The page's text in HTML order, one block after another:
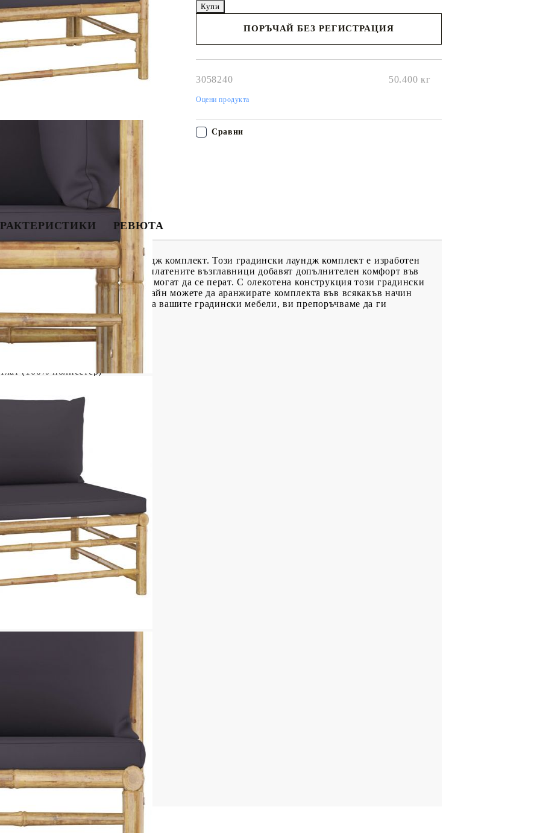
ПОРЪЧАЙ БЕЗ РЕГИСТРАЦИЯ
3058240 50.400 кг
Оцени продукта
Сравни
РЕВЮТА
този бамбуков градински лаундж комплект. Този градински лаундж комплект е изработен
за почистване. Плътно подплатените възглавници добавят допълнителен комфорт във
възглавничките имат ципове и могат да се перат. С олекотена конструкция този градински
Благодарение на модулния дизайн можете да аранжирате комплекта във всякакъв начин
За да удължите живота на вашите градински мебели, ви препоръчваме да ги
(100% полиестер)
Д x В)